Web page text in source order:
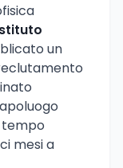
un
mesi a